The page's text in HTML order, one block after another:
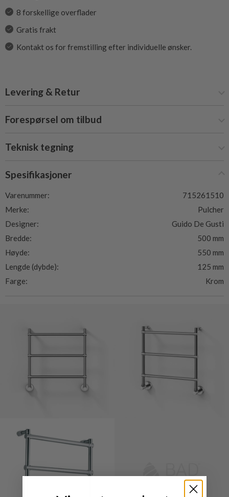
8 forskellige overflader
Gratis frakt
Kontakt os for fremstilling efter individuelle ønsker.
Levering & Retur
Forespørsel om tilbud
Teknisk tegning
Spesifikasjoner
Varenummer:
715261510
Merke:
Pulcher
Designer:
Guido De Gusti
Bredde:
500 mm
Høyde:
550 mm
Lengde (dybde):
125 mm
Farge:
Krom